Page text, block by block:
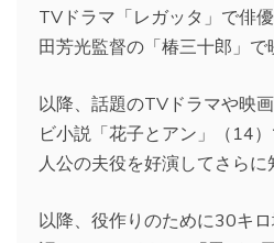
TVドラマ「レガッタ」で俳
田芳光監督の「椿三十郎」で
以降、話題のTVドラマや映
ビ小説「花子とアン」（14
人公の夫役を好演してさらに
以降、役作りのために30キ